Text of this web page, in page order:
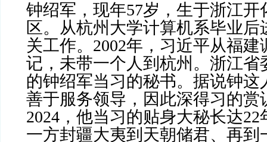
钟绍军，现年57岁，生于浙江开
区。从杭州大学计算机系毕业后
关工作。 2002年，习近平从福建
记，未带一个人到杭州。浙江省
的钟绍军当习的秘书。据说钟这
善于服务领导，因此深得习的赏
2024 ，他当习的贴身大秘长达22
一方封疆大夷到天朝储君、再到